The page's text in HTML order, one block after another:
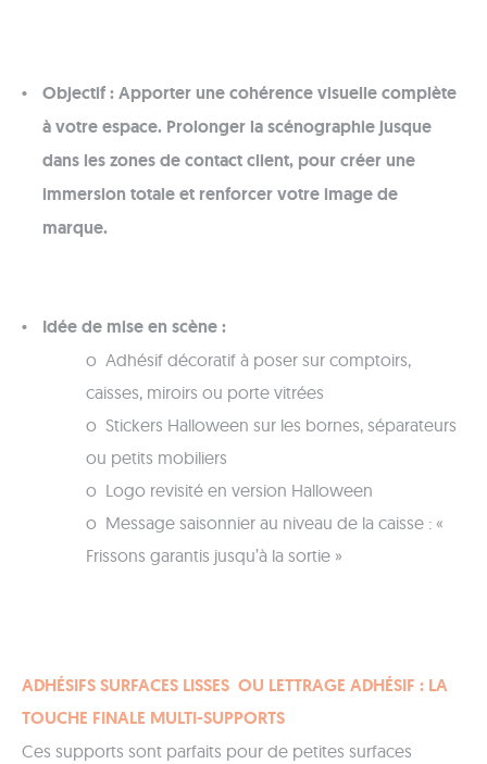
Objectif :Apporter une cohérence visuelle complète
à votre espace. Prolonger la scénographie jusque
dans les zones de contact client, pour créer une
immersion totale et renforcer votre image de
marque.
Idée de mise en scène :
o Adhésif décoratif à poser sur comptoirs,
caisses, miroirs ou porte vitrées
o Stickers Halloween sur les bornes, séparateurs
ou petits mobiliers
o Logo revisité en version Halloween
o Message saisonnier au niveau de la caisse : «
Frissons garantis jusqu’à la sortie »
ADHÉSIFS SURFACES LISSES OU LETTRAGE ADHÉSIF : LA
TOUCHE FINALE MULTI-SUPPORTS
Ces supports sont parfaits pour de petites surfaces